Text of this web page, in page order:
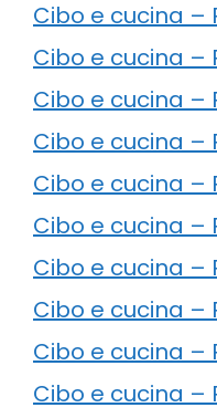
Cibo e cucina –
Cibo e cucina –
Cibo e cucina –
Cibo e cucina –
Cibo e cucina –
Cibo e cucina –
Cibo e cucina –
Cibo e cucina
Cibo e cucina –
Cibo e cucina